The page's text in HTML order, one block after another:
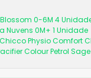
0-6M 4
Nuvens 0M+ 1 Unidade
Chicco Physio Comfort
Colour Petrol